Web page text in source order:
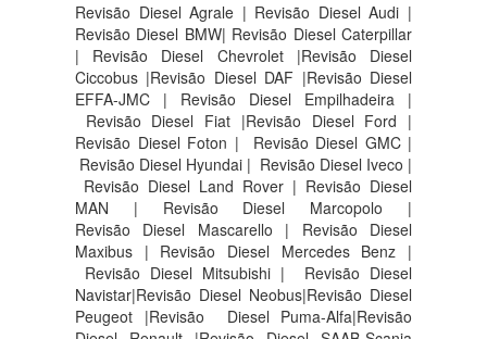
Revisão Diesel Agrale | Revisão Diesel Audi |
Revisão Diesel BMW| Revisão Diesel Caterpillar
| Revisão Diesel Chevrolet |Revisão Diesel
Ciccobus |Revisão Diesel DAF |Revisão Diesel
EFFA-JMC | Revisão Diesel Empilhadeira |
Revisão Diesel Fiat |Revisão Diesel Ford |
Revisão Diesel Foton | Revisão Diesel GMC |
Revisão Diesel Hyundai | Revisão Diesel Iveco |
Revisão Diesel Land Rover | Revisão Diesel
MAN | Revisão Diesel Marcopolo |
Revisão Diesel Mascarello | Revisão Diesel
Maxibus | Revisão Diesel Mercedes Benz |
Revisão Diesel Mitsubishi | Revisão Diesel
Navistar|Revisão Diesel Neobus|Revisão Diesel
Peugeot |Revisão Diesel Puma-Alfa|Revisão